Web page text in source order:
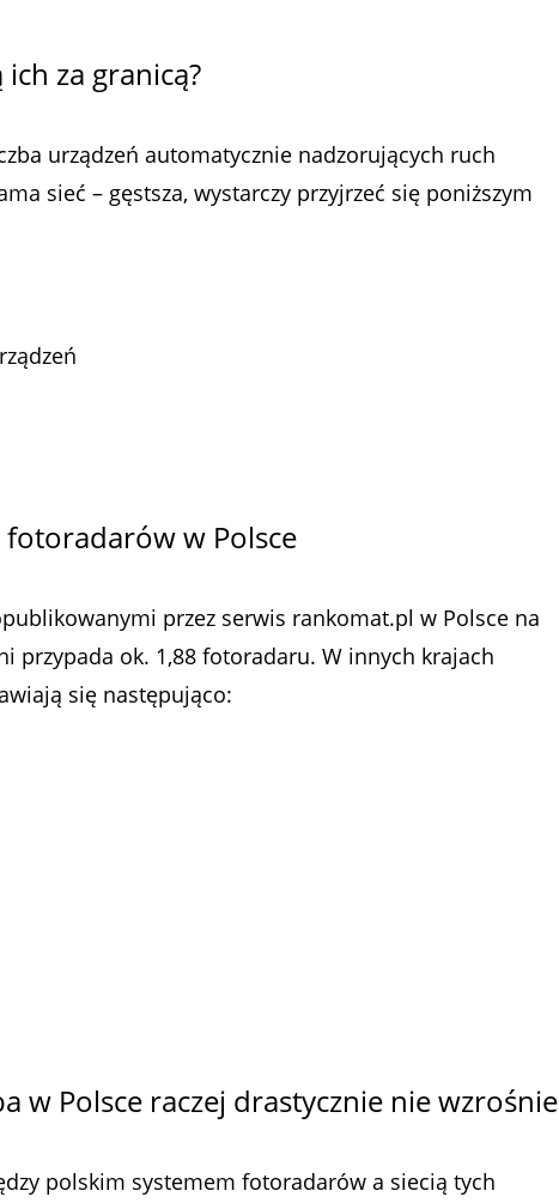
za granicą?
urządzeń automatycznie nadzorujących ruch
sieć – gęstsza, wystarczy przyjrzeć się poniższym
fotoradarów w Polsce
przez serwis rankomat.pl w Polsce na
przypada ok. 1,88 fotoradaru. W innych krajach
się następująco:
w Polsce raczej drastycznie nie wzrośnie
polskim systemem fotoradarów a siecią tych